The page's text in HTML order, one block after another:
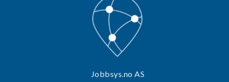
Jobbsys.no AS